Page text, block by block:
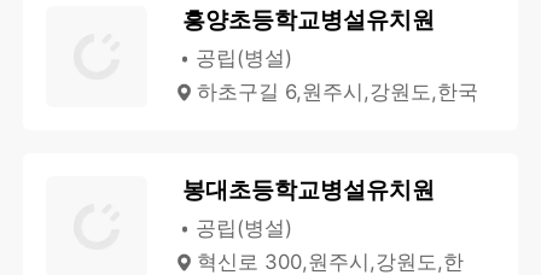
흥양초등학교병설유치원
공립(병설)
하초구길 6,원주시,강원도,한국
봉대초등학교병설유치원
공립(병설)
혁신로 300,원주시,강원도,한